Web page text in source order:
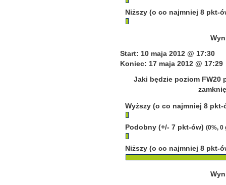
Niższy (o co najmniej 8 pkt-
Start: 10 maja 2012 @ 17:30
Koniec: 17 maja 2012 @ 17:29
Jaki będzie poziom FW20
Wyższy (o co najmniej 8
Podobny (+/- 7 pkt-ów) (0%, 0
Niższy (o co najmniej 8 pkt-